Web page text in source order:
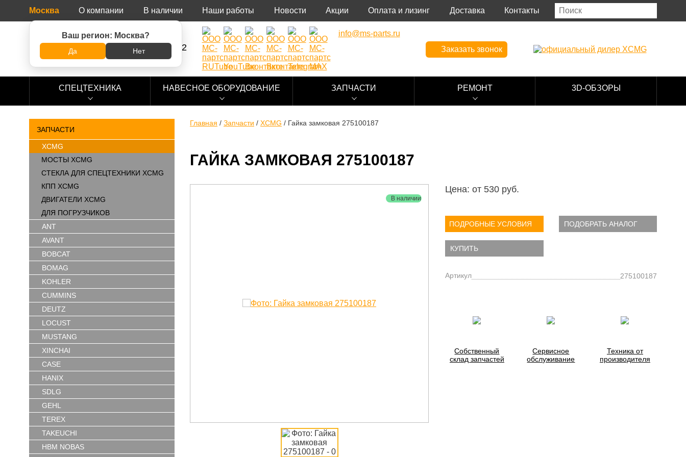
Москва
Ваш регион: Москва?
Да Нет
О компании В наличии Наши работы Новости Акции Оплата и лизинг Доставка Контакты
8 (800) 500-73-92
info@ms-parts.ru
Заказать звонок
СПЕЦТЕХНИКА НАВЕСНОЕ ОБОРУДОВАНИЕ ЗАПЧАСТИ РЕМОНТ 3D-ОБЗОРЫ
ЗАПЧАСТИ
XCMG
МОСТЫ XCMG
СТЕКЛА ДЛЯ СПЕЦТЕХНИКИ XCMG
КПП XCMG
ДВИГАТЕЛИ XCMG
ДЛЯ ПОГРУЗЧИКОВ
ANT
AVANT
BOBCAT
BOMAG
KOHLER
CUMMINS
DEUTZ
LOCUST
MUSTANG
XINCHAI
CASE
HANIX
SDLG
GEHL
TEREX
TAKEUCHI
HBM NOBAS
Главная / Запчасти / XCMG / Гайка замковая 275100187
ГАЙКА ЗАМКОВАЯ 275100187
В наличии
Цена: от 530 руб.
ПОДРОБНЫЕ УСЛОВИЯ ПОДОБРАТЬ АНАЛОГ
КУПИТЬ
Артикул 275100187
Собственный
склад запчастей
Сервисное
обслуживание
Техника от
производителя